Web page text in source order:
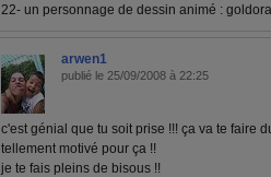
22- un personnage de dessin animé :
arwen1
publié le 25/09/2008 à 22:25
c'est génial que tu soit prise !!! ça va te faire
tellement motivé pour ça !!
je te fais pleins de bisous !!